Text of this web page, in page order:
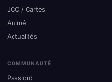
JCC / Cartes
Animé
Actualités
COMMUNAUTÉ
Passlord